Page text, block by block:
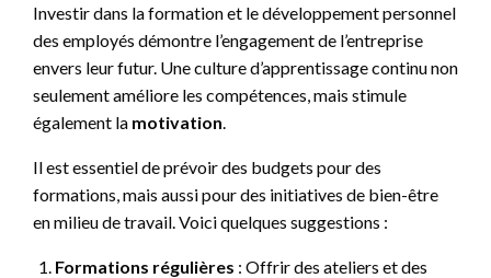
Investir dans la formation et le développement personnel
des employés démontre l’engagement de l’entreprise
envers leur futur. Une culture d’apprentissage continu non
seulement améliore les compétences, mais stimule
également la motivation
Il est essentiel de prévoir des budgets pour des
formations, mais aussi pour des initiatives de bien-être
en milieu de travail. Voici quelques suggestions :
Formations régulières : Offrir des ateliers et des